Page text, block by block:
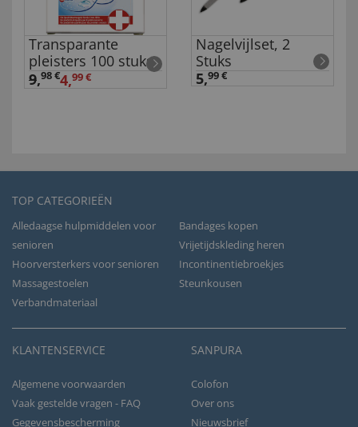
Transparante
pleisters 100 stuks
9,98 €4,99 €
Nagelvijlset, 2
Stuks
5,99 €
TOP CATEGORIEËN
Alledaagse hulpmiddelen voor
senioren
Bandages kopen
Vrijetijdskleding heren
Hoorversterkers voor senioren
Incontinentiebroekjes
Massagestoelen
Steunkousen
Verbandmateriaal
KLANTENSERVICE
Algemene voorwaarden
Vaak gestelde vragen - FAQ
Gegevensbescherming
SANPURA
Colofon
Over ons
Nieuwsbrief